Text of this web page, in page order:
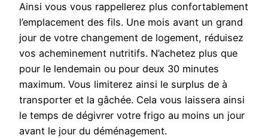
Ainsi vous vous rappellerez plus confortablement
l’emplacement des fils. Une mois avant un grand
jour de votre changement de logement, réduisez
vos acheminement nutritifs. N’achetez plus que
pour le lendemain ou pour deux 30 minutes
maximum. Vous limiterez ainsi le surplus de à
transporter et la gâchée. Cela vous laissera ainsi
le temps de dégivrer votre frigo au moins un jour
avant le jour du déménagement.